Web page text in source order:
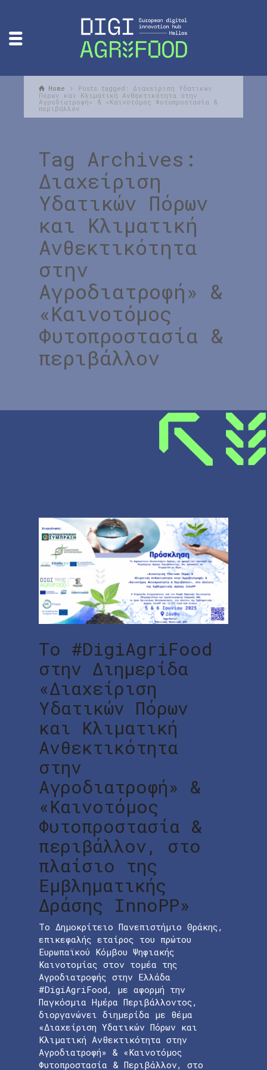
Home
Posts tagged: Διαχείριση Υδατικών
Πόρων και Κλιματική Ανθεκτικότητα στην
Αγροδιατροφή» & «Καινοτόμος Φυτοπροστασία &
περιβάλλον
Tag Archives:
Διαχείριση
Υδατικών Πόρων
και Κλιματική
Ανθεκτικότητα
στην
Αγροδιατροφή» &
«Καινοτόμος
Φυτοπροστασία &
περιβάλλον
To #DigiAgriFood
στην Διημερίδα
«Διαχείριση
Υδατικών Πόρων
και Κλιματική
Ανθεκτικότητα
στην
Αγροδιατροφή» &
«Καινοτόμος
Φυτοπροστασία &
περιβάλλον, στο
πλαίσιο της
Εμβληματικής
Δράσης InnoPP»
Το Δημοκρίτειο Πανεπιστήμιο Θράκης,
επικεφαλής εταίρος του πρώτου
Ευρωπαϊκού Κόμβου Ψηφιακής
Καινοτομίας στον τομέα της
Αγροδιατροφής στην Ελλάδα
#DigiAgriFood, με αφορμή την
Παγκόσμια Ημέρα Περιβάλλοντος,
διοργανώνει διημερίδα με θέμα
«Διαχείριση Υδατικών Πόρων και
Κλιματική Ανθεκτικότητα στην
Αγροδιατροφή» & «Καινοτόμος
Φυτοπροστασία & Περιβάλλον, στο